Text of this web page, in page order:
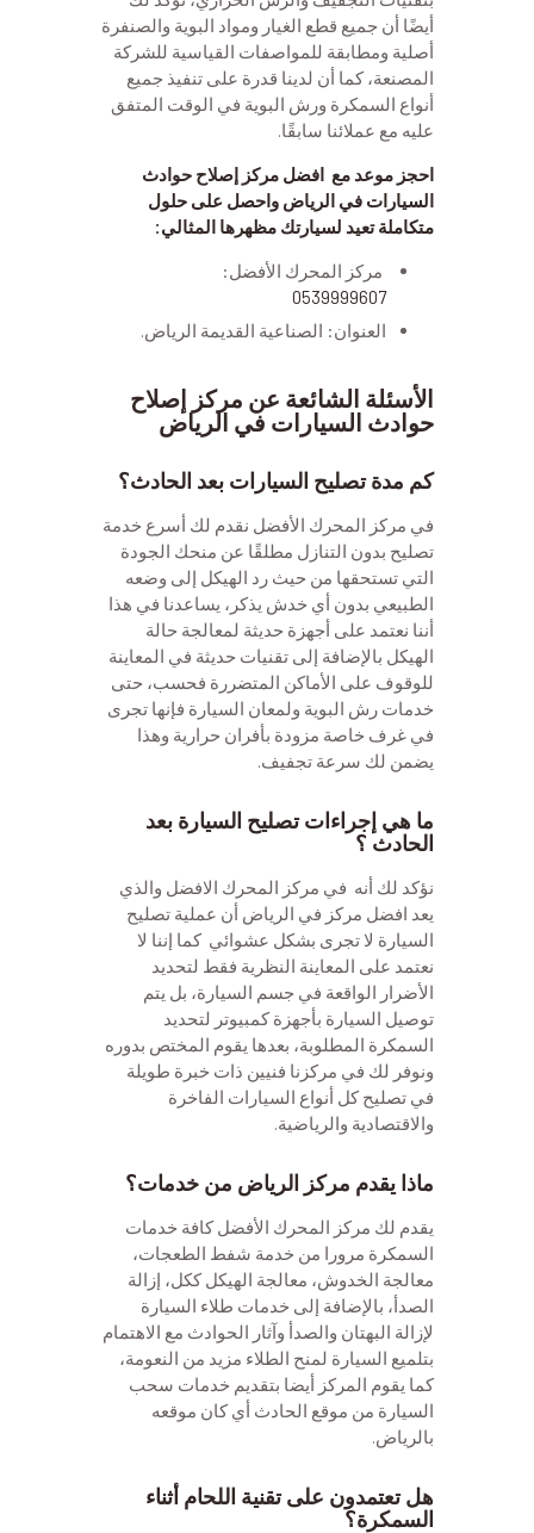
أيضًا أن جميع قطع الغيار ومواد البوية والصنفرة
أصلية ومطابقة للمواصفات القياسية للشركة
المصنعة، كما أن لدينا قدرة على تنفيذ جميع
أنواع السمكرة ورش البوية في الوقت المتفق
عليه مع عملائنا سابقًا.
احجز موعد مع افضل مركز إصلاح حوادث
السيارات في الرياض واحصل على حلول
متكاملة تعيد لسيارتك مظهرها المثالي:
مركز المحرك الأفضل:
0539999607
العنوان: الصناعية القديمة الرياض.
الأسئلة الشائعة عن مركز إصلاح
حوادث السيارات في الرياض
كم مدة تصليح السيارات بعد الحادث؟
في مركز المحرك الأفضل نقدم لك أسرع خدمة
تصليح بدون التنازل مطلقًا عن منحك الجودة
التي تستحقها من حيث رد الهيكل إلى وضعه
الطبيعي بدون أي خدش يذكر، يساعدنا في هذا
أننا نعتمد على أجهزة حديثة لمعالجة حالة
الهيكل بالإضافة إلى تقنيات حديثة في المعاينة
للوقوف على الأماكن المتضررة فحسب، حتى
خدمات رش البوية ولمعان السيارة فإنها تجرى
في غرف خاصة مزودة بأفران حرارية وهذا
يضمن لك سرعة تجفيف.
ما هي إجراءات تصليح السيارة بعد
الحادث ؟
نؤكد لك أنه في مركز المحرك الافضل والذي
يعد افضل مركز في الرياض أن عملية تصليح
السيارة لا تجرى بشكل عشوائي كما إننا لا
نعتمد على المعاينة النظرية فقط لتحديد
الأضرار الواقعة في جسم السيارة، بل يتم
توصيل السيارة بأجهزة كمبيوتر لتحديد
السمكرة المطلوبة، بعدها يقوم المختص بدوره
ونوفر لك في مركزنا فنيين ذات خبرة طويلة
في تصليح كل أنواع السيارات الفاخرة
والاقتصادية والرياضية.
ماذا يقدم مركز الرياض من خدمات؟
يقدم لك مركز المحرك الأفضل كافة خدمات
السمكرة مرورا من خدمة شفط الطعجات،
معالجة الخدوش، معالجة الهيكل ككل، إزالة
الصدأ، بالإضافة إلى خدمات طلاء السيارة
لإزالة البهتان والصدأ وآثار الحوادث مع الاهتمام
بتلميع السيارة لمنح الطلاء مزيد من النعومة،
كما يقوم المركز أيضا بتقديم خدمات سحب
السيارة من موقع الحادث أي كان موقعه
بالرياض.
هل تعتمدون على تقنية اللحام أثناء
السمكرة؟